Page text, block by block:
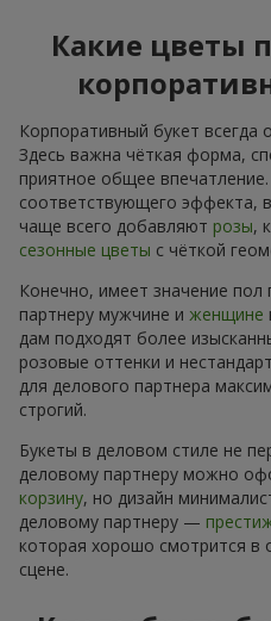
Какие цветы
Корпоративный букет всегда
Здесь важна чёткая форма,
приятное общее
соответствующего эффекта,
чаще всего добавляют розы,
сезонные цветы с чёткой
Конечно, имеет значение пол
партнеру мужчине и женщине
дам подходят более
розовые оттенки и
для делового партнера
строгий.
Букеты в деловом стиле не
деловому партнеру можно
корзину, но дизайн
деловому партнеру —
которая хорошо смотрится в
сцене.